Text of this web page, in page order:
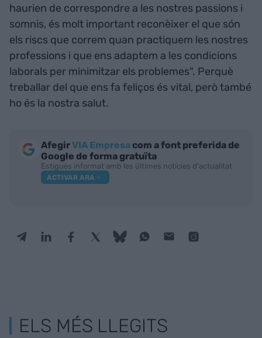
haurien de correspondre a les nostres passions i
somnis, és molt important reconèixer el que són
els riscs que correm quan practiquem les nostres
professions i que ens adaptem a les condicions
laborals per minimitzar els problemes". Perquè
treballar del que ens fa feliços és vital, però també
ho és la nostra salut.
AfegirVIA Empresa com a font preferida de
Google de forma gratuïta
Estigues informat amb les últimes notícies d'actualitat
ACTIVAR ARA
ELS MÉS LLEGITS